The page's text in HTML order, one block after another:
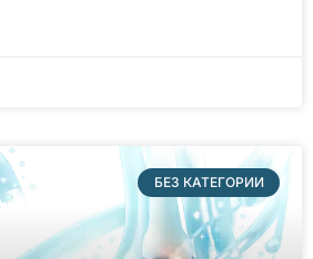
БЕЗ КАТЕГОРИИ